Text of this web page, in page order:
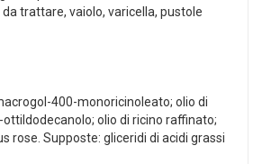
trattare, vaiolo, varicella, pustole
400-monoricinoleato; olio di
olio di ricino raffinato;
rose. Supposte: gliceridi di acidi grassi